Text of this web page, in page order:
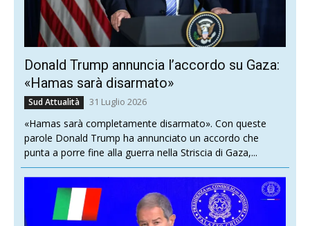
Donald Trump annuncia l’accordo su Gaza:
«Hamas sarà disarmato»
Sud Attualità 31 Luglio 2026
«Hamas sarà completamente disarmato». Con queste
parole Donald Trump ha annunciato un accordo che
punta a porre fine alla guerra nella Striscia di Gaza,...